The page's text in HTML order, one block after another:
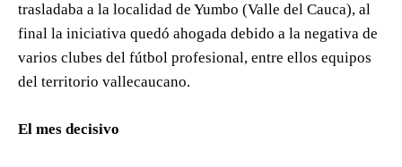
trasladaba a la localidad de Yumbo (Valle del Cauca), al
final la iniciativa quedó ahogada debido a la negativa de
varios clubes del fútbol profesional, entre ellos equipos
del territorio vallecaucano.
El mes decisivo